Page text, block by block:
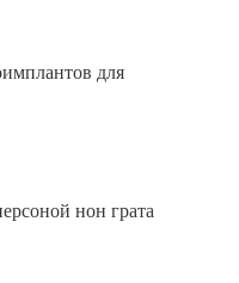
для
нон грата